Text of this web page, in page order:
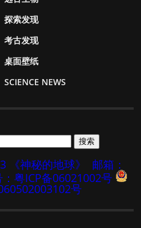
探索发现
考古发现
桌面壁纸
SCIENCE NEWS
《神秘的地球》
邮箱：
粤ICP备06021002号
号